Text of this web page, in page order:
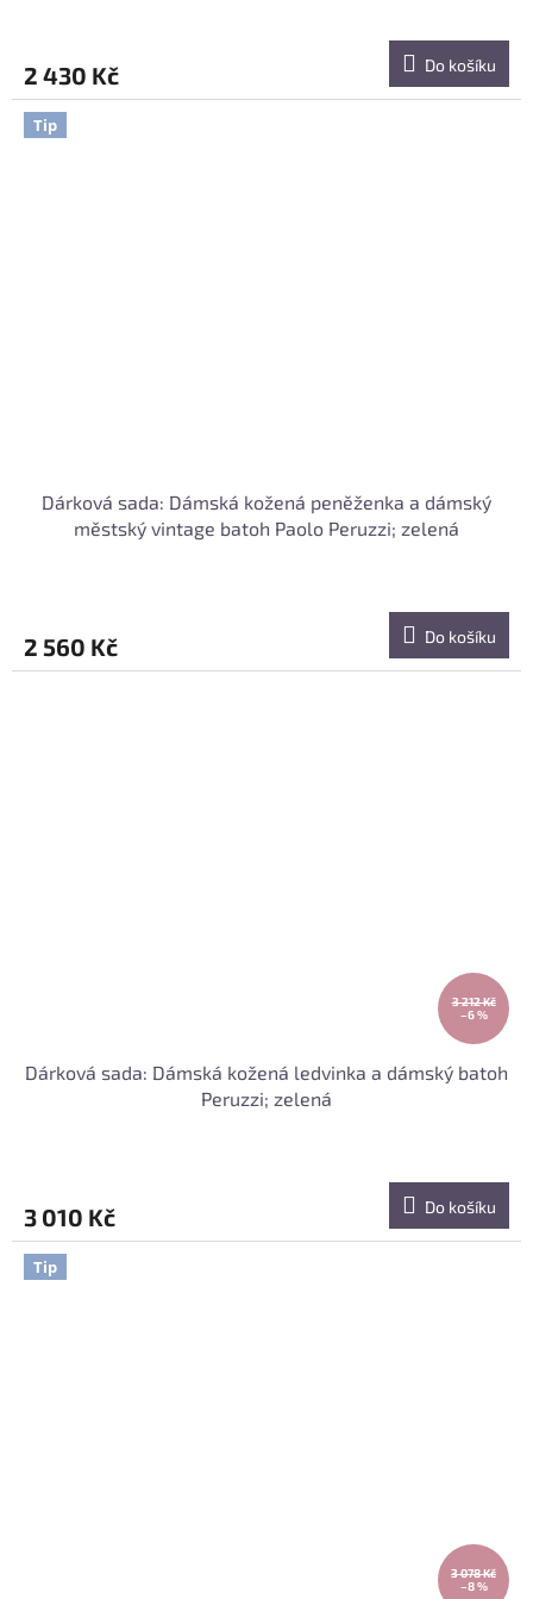
2 430 Kč Do košíku
Tip
Dárková sada: Dámská kožená peněženka a dámský
městský vintage batoh Paolo Peruzzi; zelená
2 560 Kč Do košíku
3 212 Kč
–6 %
Dárková sada: Dámská kožená ledvinka a dámský batoh
Peruzzi; zelená
3 010 Kč Do košíku
Tip
3 078 Kč
–8 %